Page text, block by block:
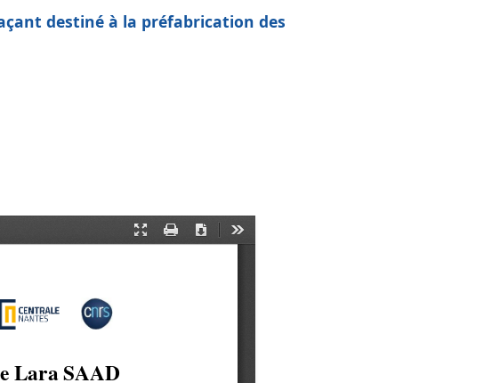
destiné à la préfabrication des